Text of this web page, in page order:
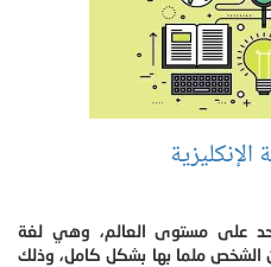
على مستوى العالم، وهي لغة
الشخص ملما بها بشكل كامل، وذلك